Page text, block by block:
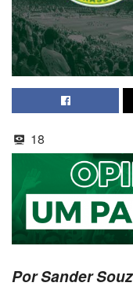
18
Por Sander